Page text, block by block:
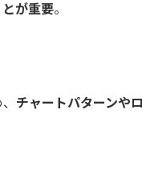
が重要。
チャートパターンや